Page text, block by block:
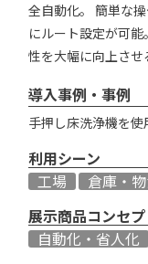
全自動化。 簡単な
にルート設定が可
性を大幅に向上させ
導入事例・事例
手押し床洗浄機を
利用シーン
工場
倉庫・
展示商品コンセプ
自動化・省人化